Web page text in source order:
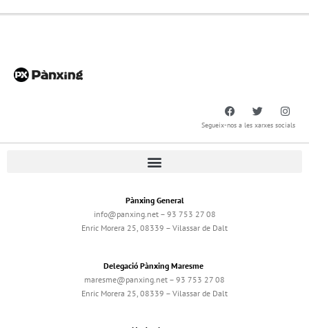
Segueix-nos a les xarxes socials
Pànxing General
info@panxing.net – 93 753 27 08
Enric Morera 25, 08339 – Vilassar de Dalt
Delegació Pànxing Maresme
maresme@panxing.net – 93 753 27 08
Enric Morera 25, 08339 – Vilassar de Dalt